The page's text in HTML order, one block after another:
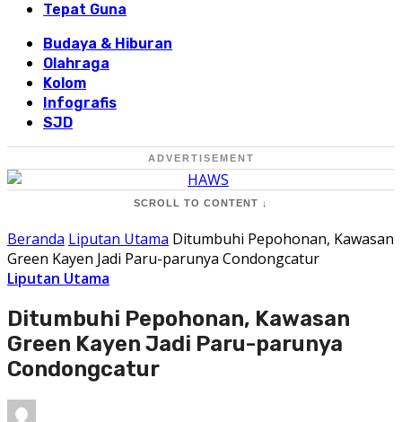
Tepat Guna
Budaya & Hiburan
Olahraga
Kolom
Infografis
SJD
ADVERTISEMENT
SCROLL TO CONTENT ↓
Beranda Liputan Utama Ditumbuhi Pepohonan, Kawasan
Green Kayen Jadi Paru-parunya Condongcatur
Liputan Utama
Ditumbuhi Pepohonan, Kawasan
Green Kayen Jadi Paru-parunya
Condongcatur